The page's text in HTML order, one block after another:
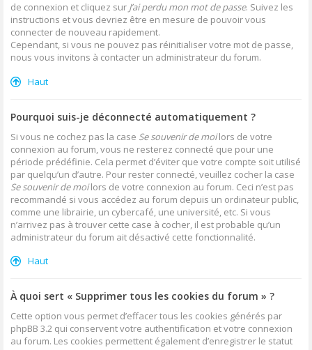
de connexion et cliquez sur J’ai perdu mon mot de passe. Suivez les
instructions et vous devriez être en mesure de pouvoir vous
connecter de nouveau rapidement.
Cependant, si vous ne pouvez pas réinitialiser votre mot de passe,
nous vous invitons à contacter un administrateur du forum.
Haut
Pourquoi suis-je déconnecté automatiquement ?
Si vous ne cochez pas la case Se souvenir de moilors de votre
connexion au forum, vous ne resterez connecté que pour une
période prédéfinie. Cela permet d’éviter que votre compte soit utilisé
par quelqu’un d’autre. Pour rester connecté, veuillez cocher la case
Se souvenir de moilors de votre connexion au forum. Ceci n’est pas
recommandé si vous accédez au forum depuis un ordinateur public,
comme une librairie, un cybercafé, une université, etc. Si vous
n’arrivez pas à trouver cette case à cocher, il est probable qu’un
administrateur du forum ait désactivé cette fonctionnalité.
Haut
À quoi sert « Supprimer tous les cookies du forum » ?
Cette option vous permet d’effacer tous les cookies générés par
phpBB 3.2 qui conservent votre authentification et votre connexion
au forum. Les cookies permettent également d’enregistrer le statut